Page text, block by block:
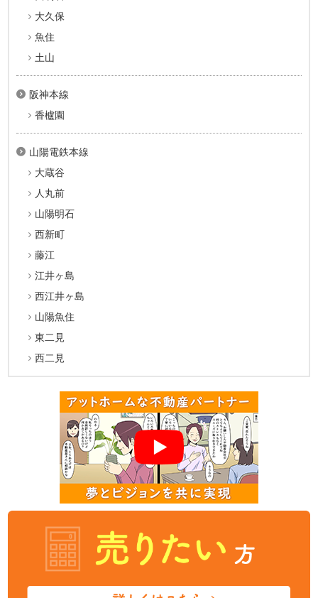
大久保
魚住
土山
阪神本線
香櫨園
山陽電鉄本線
大蔵谷
人丸前
山陽明石
西新町
藤江
江井ヶ島
西江井ヶ島
山陽魚住
東二見
西二見